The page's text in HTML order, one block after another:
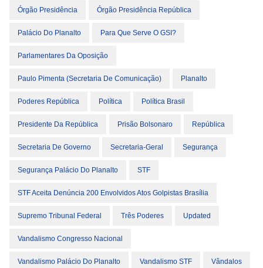
Órgão Presidência Órgão Presidência República
Palácio Do Planalto Para Que Serve O GSI?
Parlamentares Da Oposição
Paulo Pimenta (Secretaria De Comunicação) Planalto
Poderes República Política Política Brasil
Presidente Da República Prisão Bolsonaro República
Secretaria De Governo Secretaria-Geral Segurança
Segurança Palácio Do Planalto STF
STF Aceita Denúncia 200 Envolvidos Atos Golpistas Brasília
Supremo Tribunal Federal Três Poderes Updated
Vandalismo Congresso Nacional
Vandalismo Palácio Do Planalto Vandalismo STF Vândalos